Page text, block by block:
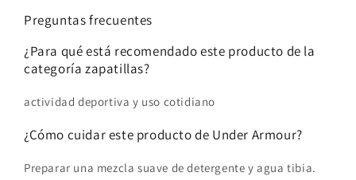
Preguntas frecuentes
¿Para qué está recomendado este producto de la
categoría zapatillas?
actividad deportiva y uso cotidiano
¿Cómo cuidar este producto de Under Armour?
Preparar una mezcla suave de detergente y agua tibia.